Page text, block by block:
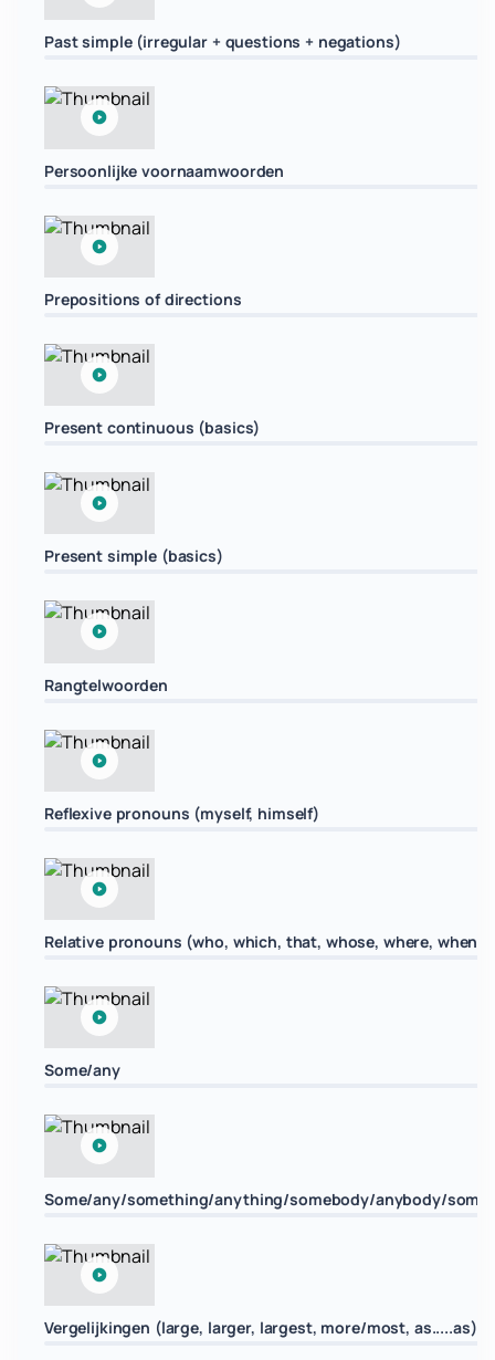
Past simple (irregular + questions + negations)
Persoonlijke voornaamwoorden
Prepositions of directions
Present continuous (basics)
Present simple (basics)
Rangtelwoorden
Reflexive pronouns (myself, himself)
Relative pronouns (who, which, that, whose, where, when)
Some/any
Some/any/something/anything/somebody/anybody/
Vergelijkingen (large, larger, largest, more/most, as.....as)